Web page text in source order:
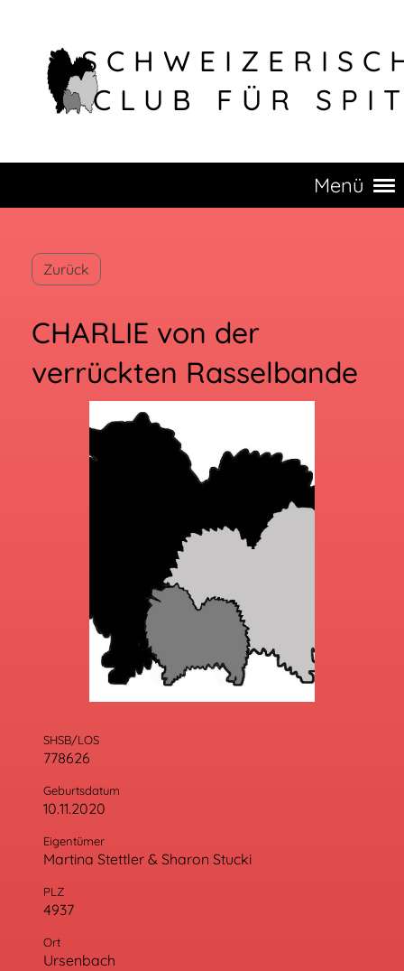
CLUB FÜR
Menü
Zurück
CHARLIE von der
verrückten Rasselbande
SHSB/LOS
778626
Geburtsdatum
10.11.2020
Eigentümer
Martina Stettler & Sharon Stucki
PLZ
4937
Ort
Ursenbach